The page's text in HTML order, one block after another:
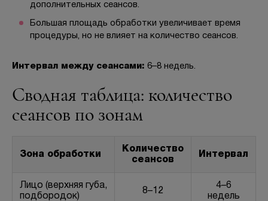
дополнительных сеансов.
Большая площадь обработки увеличивает время
процедуры, но не влияет на количество сеансов.
Интервал между сеансами: 6–8 недель.
Сводная таблица: количество
сеансов по зонам
Зона обработки
Количество
сеансов
Интервал
Лицо (верхняя губа,
подбородок)
8–12
4–6
недель